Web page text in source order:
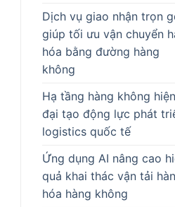
Dịch vụ giao nhận trọn
giúp tối ưu vận chuyển
hóa bằng đường hàng
không
Hạ tầng hàng không hiện
đại tạo động lực phát
logistics quốc tế
Ứng dụng AI nâng cao
quả khai thác vận tải
hóa hàng không